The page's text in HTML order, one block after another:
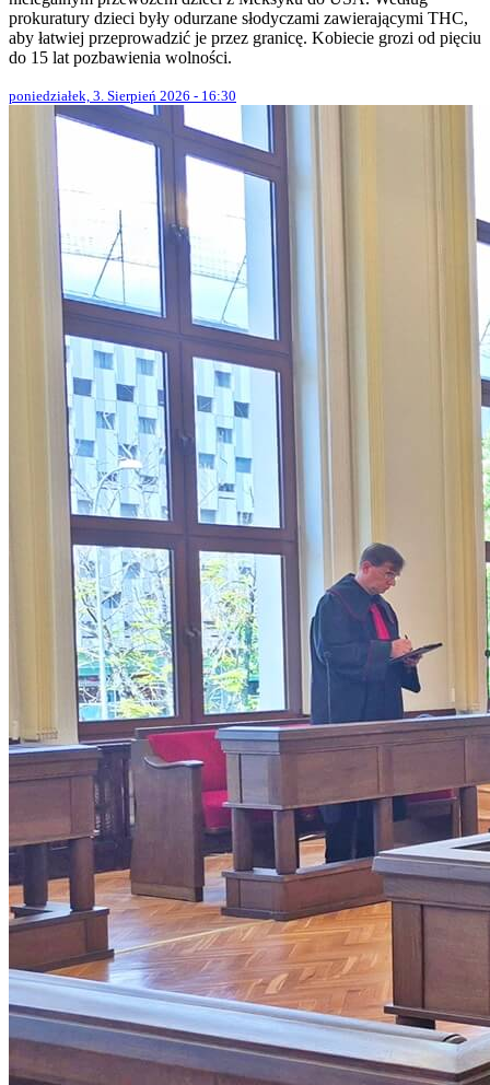
prokuratury dzieci były odurzane słodyczami zawierającymi THC,
aby łatwiej przeprowadzić je przez granicę. Kobiecie grozi od pięciu
do 15 lat pozbawienia wolności.
poniedziałek, 3. Sierpień 2026 - 16:30